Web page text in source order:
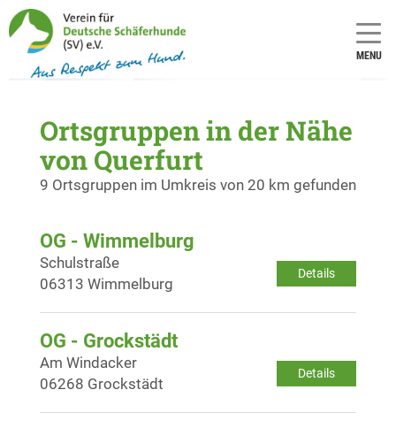
MENU
Ortsgruppen in der Nähe
von Querfurt
9 Ortsgruppen im Umkreis von 20 km gefunden
OG - Wimmelburg
Details
Schulstraße
06313 Wimmelburg
OG - Grockstädt
Details
Am Windacker
06268 Grockstädt